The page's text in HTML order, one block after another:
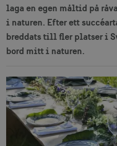
laga en egen måltid på
i naturen. Efter ett
breddats till fler platser i
bord mitt i naturen.